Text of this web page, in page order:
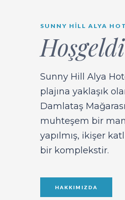
SUNNY HILL ALYA
Sunny Hill Alya
plajına yaklaşık
Damlataş
muhteşem bir
yapılmış, ikişer
bir komplekstir.
HAKKIMIZDA